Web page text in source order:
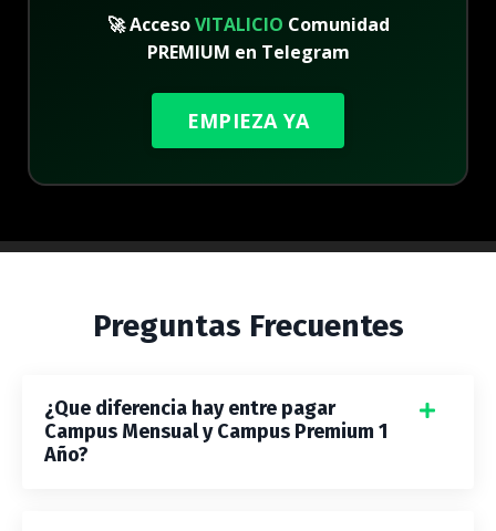
🚀AccesoVITALICIO Comunidad
PREMIUM en Telegram
EMPIEZA YA
Preguntas Frecuentes
¿Que diferencia hay entre pagar
Campus Mensual y Campus Premium 1
Año?